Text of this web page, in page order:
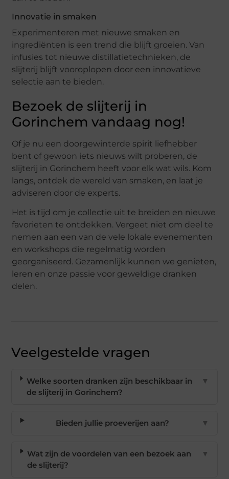
Innovatie in smaken
Experimenteren met nieuwe smaken en
ingrediënten is een trend die blijft groeien. Van
infusies tot nieuwe distillatietechnieken, de
slijterij blijft vooroplopen door een innovatieve
selectie aan te bieden.
Bezoek de slijterij in
Gorinchem vandaag nog!
Of je nu een doorgewinterde spirit liefhebber
bent of gewoon iets nieuws wilt proberen, de
slijterij in Gorinchem heeft voor elk wat wils. Kom
langs, ontdek de wereld van smaken, en laat je
adviseren door de experts.
Het is tijd om je collectie uit te breiden en nieuwe
favorieten te ontdekken. Vergeet niet om deel te
nemen aan een van de vele lokale evenementen
en workshops die regelmatig worden
georganiseerd. Gezamenlijk kunnen we genieten,
leren en onze passie voor geweldige dranken
delen.
Veelgestelde vragen
Welke soorten dranken zijn beschikbaar in
de slijterij in Gorinchem?
▼
Bieden jullie proeverijen aan? ▼
Wat zijn de voordelen van een bezoek aan
de slijterij?
▼